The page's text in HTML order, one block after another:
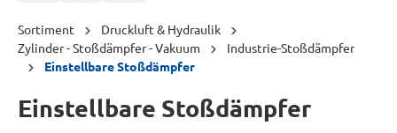
Sortiment
Druckluft & Hydraulik
Zylinder - Stoßdämpfer - Vakuum
Industrie-Stoßdämpfer
Einstellbare Stoßdämpfer
Einstellbare Stoßdämpfer